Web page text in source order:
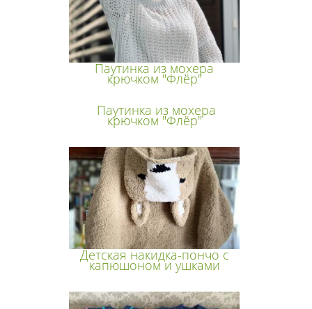
Паутинка из мохера
крючком "Флёр"
Паутинка из мохера
крючком "Флёр"
Детская накидка-пончо с
капюшоном и ушками